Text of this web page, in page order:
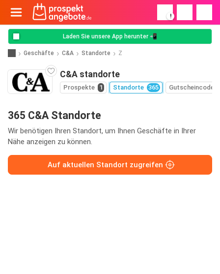
!
Laden Sie unsere App herunter 📲
Geschäfte C&A Standorte Z
C&A standorte
Prospekte 1 Standorte 365 Gutscheincodes
365 C&A Standorte
Wir benötigen Ihren Standort, um Ihnen Geschäfte in Ihrer
Nähe anzeigen zu können.
Auf aktuellen Standort zugreifen